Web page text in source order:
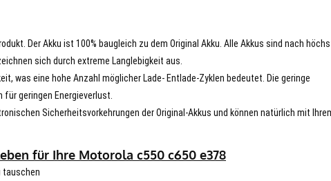
Der Akku ist 100% baugleich zu dem Original Akku. Alle Akkus sind nach
sich durch extreme Langlebigkeit aus.
was eine hohe Anzahl möglicher Lade- Entlade-Zyklen bedeutet. Die geringe
geringen Energieverlust.
Sicherheitsvorkehrungen der Original-Akkus und können natürlich mit
für Ihre Motorola c550 c650 e378
tauschen